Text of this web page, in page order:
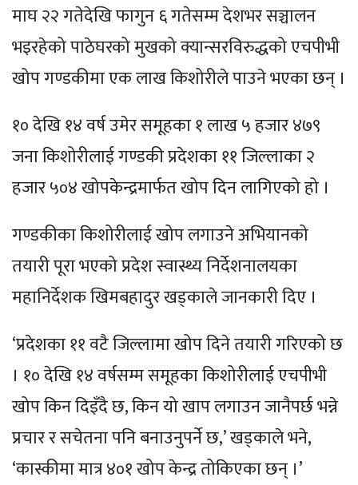
माघ २२ गतेदेखि फागुन ६ गतेसम्म देशभर सञ्चालन
भइरहेको पाठेघरको मुखको क्यान्सरविरुद्धको एचपीभी
खोप गण्डकीमा एक लाख किशोरीले पाउने भएका छन् ।
१० देखि १४ वर्ष उमेर समूहका १ लाख ५ हजार ४७९
जना किशोरीलाई गण्डकी प्रदेशका ११ जिल्लाका २
हजार ५०४ खोपकेन्द्रमार्फत खोप दिन लागिएको हो ।
गण्डकीका किशोरीलाई खोप लगाउने अभियानको
तयारी पूरा भएको प्रदेश स्वास्थ्य निर्देशनालयका
महानिर्देशक खिमबहादुर खड्काले जानकारी दिए ।
‘प्रदेशका ११ वटै जिल्लामा खोप दिने तयारी गरिएको छ
। १० देखि १४ वर्षसम्म समूहका किशोरीलाई एचपीभी
खोप किन दिइँदै छ, किन यो खाप लगाउन जानैपर्छ भन्ने
प्रचार र सचेतना पनि बनाउनुपर्ने छ,’ खड्काले भने,
‘कास्कीमा मात्र ४०१ खोप केन्द्र तोकिएका छन् ।’